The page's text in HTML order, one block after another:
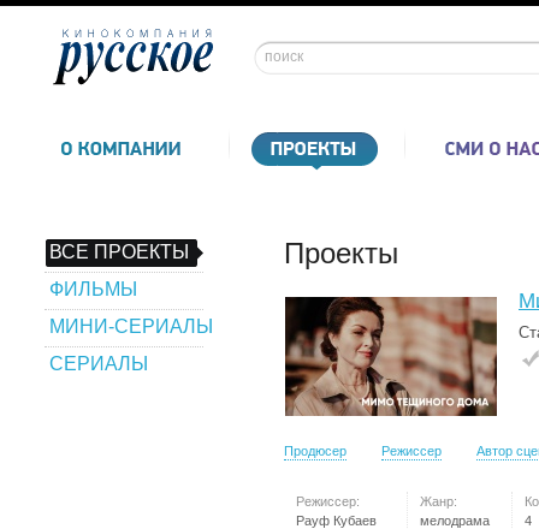
ВСЕ ПРОЕКТЫ
ФИЛЬМЫ
МИНИ-СЕРИАЛЫ
СЕРИАЛЫ
Проекты
Продюсер Режиссер Автор
Режиссер:
Рауф Кубаев
Жанр:
мелодрама
4